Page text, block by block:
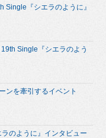
Single『シエラのように』
Single『シエラのよう
ンを牽引するイベント
のように』インタビュー